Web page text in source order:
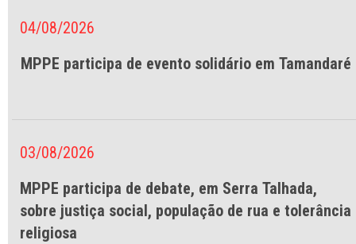
04/08/2026
MPPE participa de evento solidário em Tamandaré
03/08/2026
MPPE participa de debate, em Serra Talhada,
sobre justiça social, população de rua e tolerância
religiosa